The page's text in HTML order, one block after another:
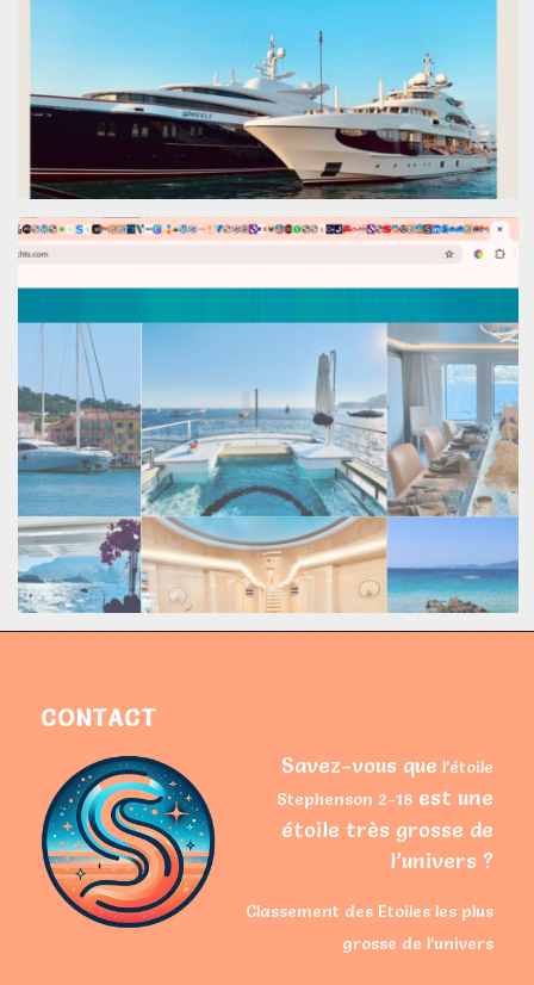
CONTACT
Savez-vous que l’étoile
Stephenson 2-18 est une
étoile très grosse de
l’univers ?
Classement des Etoiles les plus
grosse de l’univers